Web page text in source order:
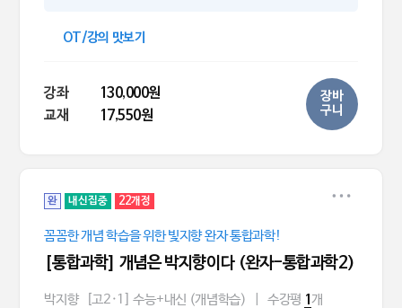
OT/강의 맛보기
강좌
130,000원
교재
17,550원
장바
구니
완 내신집중 22개정
꼼꼼한 개념 학습을 위한 빛지향 완자 통합과학!
[통합과학] 개념은 박지향이다 (완자-통합과학2)
박지향 [고2·1] 수능+내신 (개념학습) 수강평 1개